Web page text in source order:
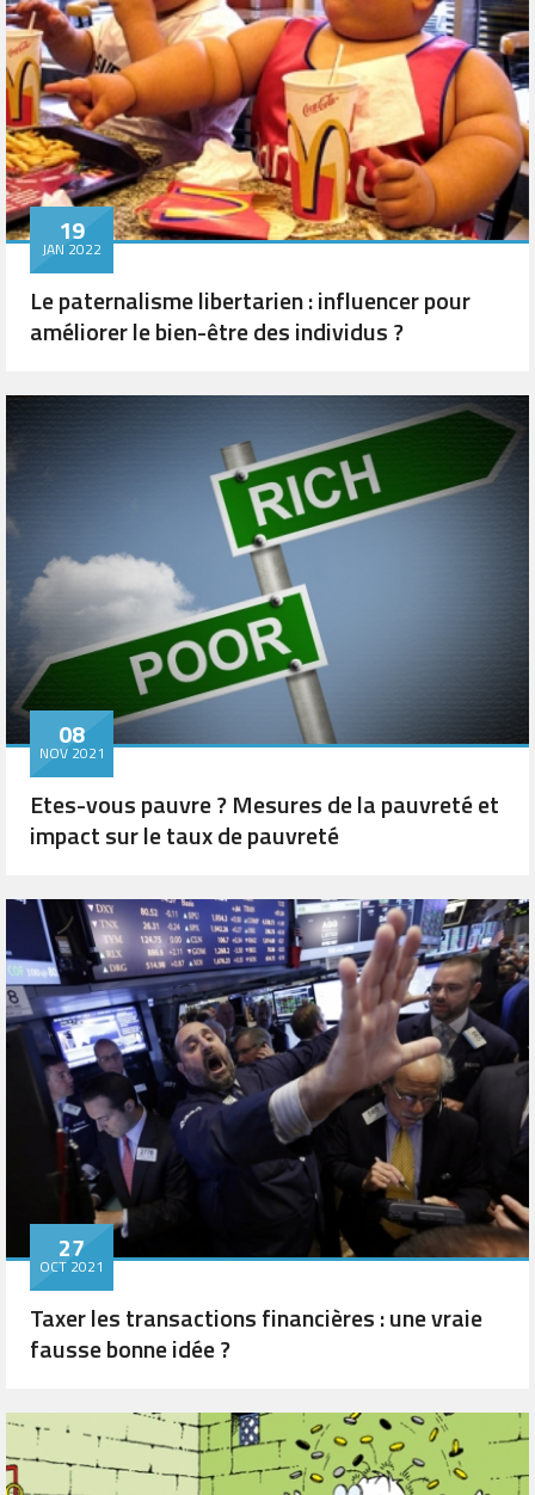
19
JAN 2022
Le paternalisme libertarien : influencer pour
améliorer le bien-être des individus ?
08
NOV 2021
Etes-vous pauvre ? Mesures de la pauvreté et
impact sur le taux de pauvreté
27
OCT 2021
Taxer les transactions financières : une vraie
fausse bonne idée ?